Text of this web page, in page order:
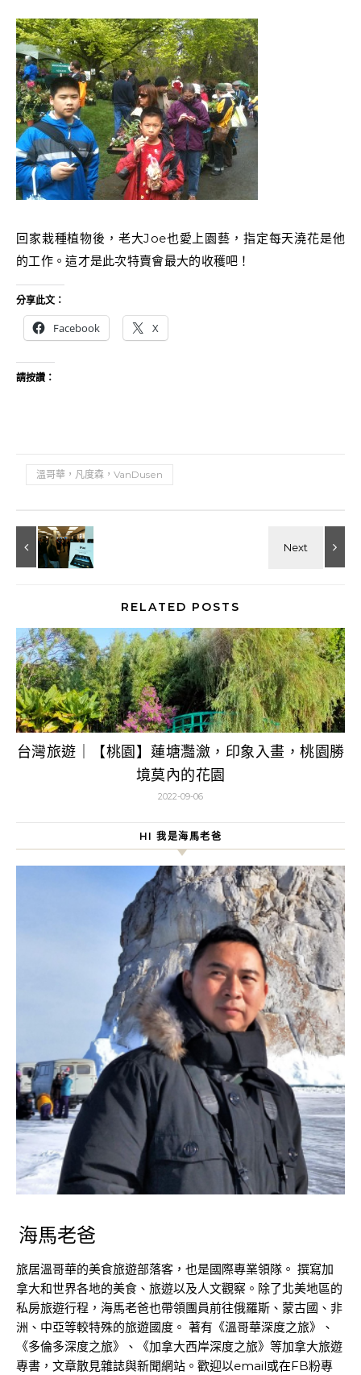
回家栽種植物後，老大Joe也愛上園藝，指定每天澆花是他
的工作。這才是此次特賣會最大的收穫吧！
分享此文：
Facebook X
請按讚：
溫哥華，凡度森，VanDusen
RELATED POSTS
台灣旅遊｜【桃園】蓮塘灩瀲，印象入畫，桃園勝
境莫內的花園
2022-09-06
HI 我是海馬老爸
海馬老爸
旅居溫哥華的美食旅遊部落客，也是國際專業領隊。 撰寫加
拿大和世界各地的美食、旅遊以及人文觀察。除了北美地區的
私房旅遊行程，海馬老爸也帶領團員前往俄羅斯、蒙古國、非
洲、中亞等較特殊的旅遊國度。 著有《溫哥華深度之旅》、
《多倫多深度之旅》、《加拿大西岸深度之旅》等加拿大旅遊
專書，文章散見雜誌與新聞網站。歡迎以email或在FB粉專